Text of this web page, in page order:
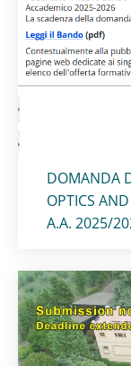
Titolo card :
DOMANDA
OPTICS
A.A. 2025/